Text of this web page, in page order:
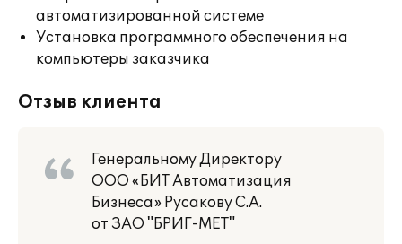
автоматизированной системе
Установка программного обеспечения на
компьютеры заказчика
Отзыв клиента
Генеральному Директору
ООО «БИТ Автоматизация
Бизнеса» Русакову С.А.
от ЗАО "БРИГ-МЕТ"